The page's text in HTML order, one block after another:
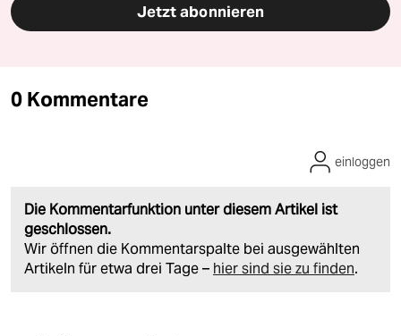
Jetzt abonnieren
0 Kommentare
Die Kommentarfunktion unter diesem Artikel ist
geschlossen.
Wir öffnen die Kommentarspalte bei ausgewählten
Artikeln für etwa drei Tage – hier sind sie zu finden.
einloggen